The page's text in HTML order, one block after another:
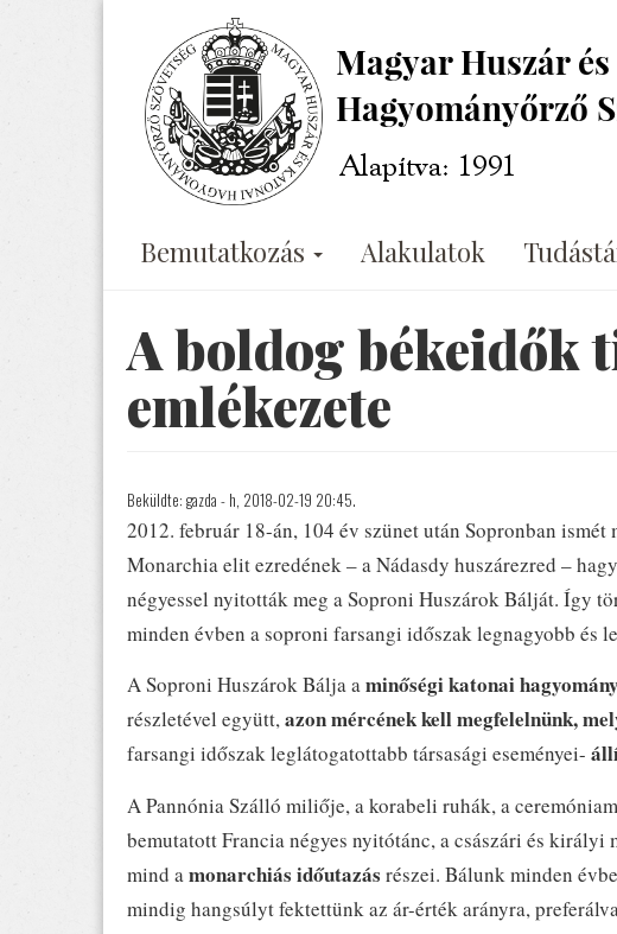
Bemutatkozás Alakulatok
A boldog békeidők
emlékezete
Beküldte: gazda - h, 2018-02-19 20:45.
2012. február 18-án, 104 év szünet után Sopronban ismét
Monarchia elit ezredének – a Nádasdy huszárezred –
négyessel nyitották meg a Soproni Huszárok Bálját. Így
minden évben a soproni farsangi időszak legnagyobb és
A Soproni Huszárok Bálja aminőségi katonai
részletével együtt,azon mércének kell megfelelnünk,
farsangi időszak leglátogatottabb társasági eseményei-
A Pannónia Szálló miliője, a korabeli ruhák, a
bemutatott Francia négyes nyitótánc, a császári és
mind a monarchiás időutazás részei. Bálunk minden
mindig hangsúlyt fektettünk az ár-érték arányra,